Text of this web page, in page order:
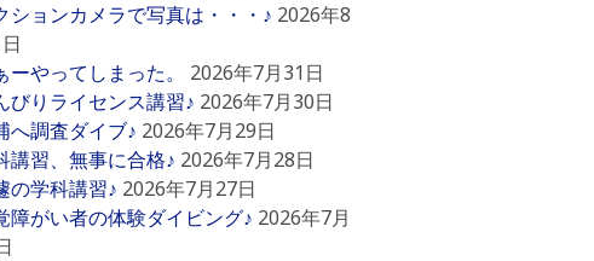
ションカメラで写真は・・・♪ 2026年8
ーやってしまった。
2026年7月31日
びりライセンス講習♪ 2026年7月30日
へ調査ダイブ♪ 2026年7月29日
講習、無事に合格♪ 2026年7月28日
の学科講習♪ 2026年7月27日
障がい者の体験ダイビング♪ 2026年7月